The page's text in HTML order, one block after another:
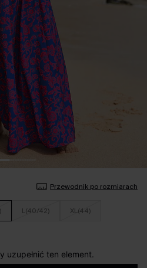
Przewodnik po rozmiarach
L(40/42) XL(44)
uzupełnić ten element.